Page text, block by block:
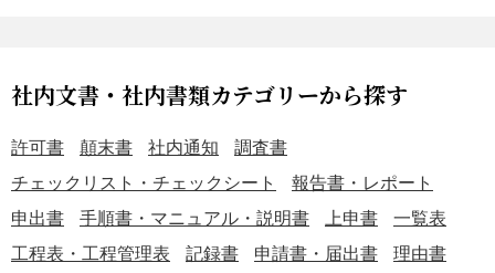
社内文書・社内書類カテゴリーから探す
許可書 顛末書 社内通知
調査書
チェックリスト・チェックシート
報告書・レポート
申出書
手順書・マニュアル・説明書 上申書
一覧表
工程表・工程管理表
記録書 申請書・届出書
理由書